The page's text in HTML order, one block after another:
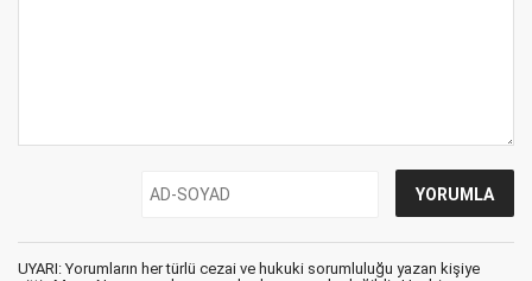
UYARI: Yorumların her türlü cezai ve hukuki sorumluluğu yazan kişiye